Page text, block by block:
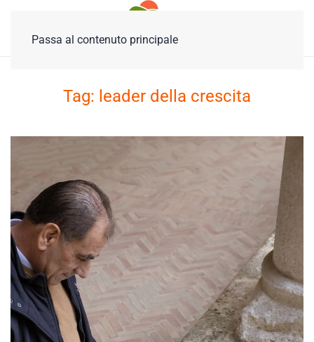
Passa al contenuto principale
Tag: leader della crescita